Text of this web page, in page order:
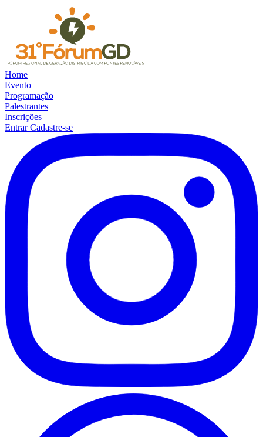
Home
Evento
Programação
Palestrantes
Inscrições
EntrarCadastre-se